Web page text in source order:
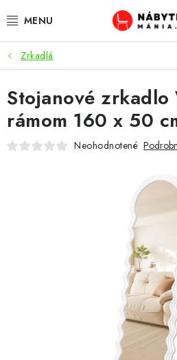
na
VÝPREDAJ
NOVINKY
OBÝVACIA IZBA
PRACOVŇA / KANCELÁRIA
DETSKÉ A ŠTUDENTSKÉ
Zrkadlá
Stojanové zrkadlo
rámom 160 x 50
Neohodnotené